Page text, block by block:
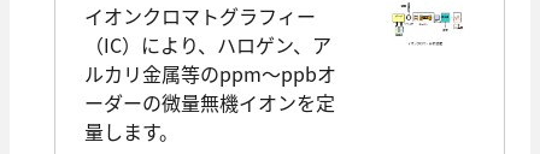
イオンクロマトグラフィー
（IC）により、ハロゲン、ア
ルカリ金属等のppm～ppbオ
ーダーの微量無機イオンを定
量します。